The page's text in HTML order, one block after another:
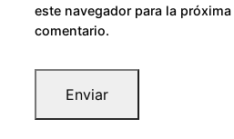
este navegador para la
comentario.